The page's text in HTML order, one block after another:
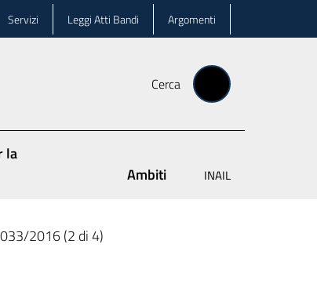
Servizi Leggi Atti Bandi Argomenti
Cerca
la
Ambiti INAIL
2016 (2 di 4)